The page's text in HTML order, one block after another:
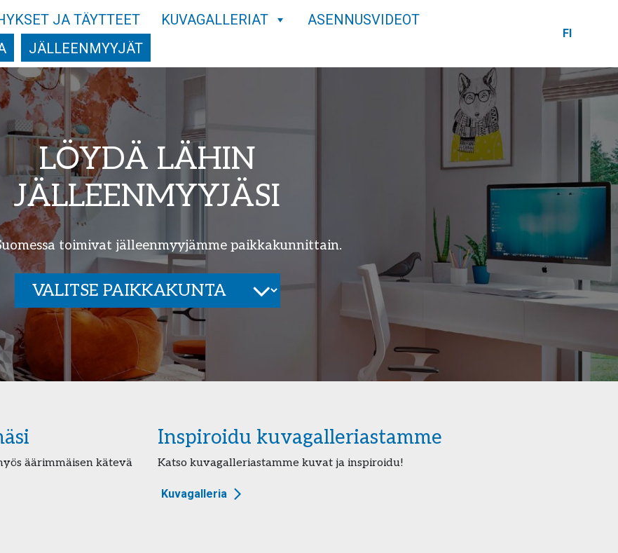
JA TÄYTTEET KUVAGALLERIAT
ASENNUSVIDEOT
JÄLLEENMYYJÄT
FI
LÖYDÄ LÄHIN
JÄLLEENMYYJÄSI
toimivat jälleenmyyjämme paikkakunnittain.
äärimmäisen kätevä
Inspiroidu kuvagalleriastamme
Katso kuvagalleriastamme kuvat ja inspiroidu!
Kuvagalleria